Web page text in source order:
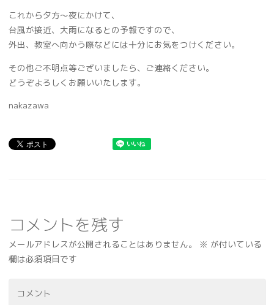
これから夕方～夜にかけて、
台風が接近、大雨になるとの予報ですので、
外出、教室へ向かう際などには十分にお気をつけください。
その他ご不明点等ございましたら、ご連絡ください。
どうぞよろしくお願いいたします。
nakazawa
コメントを残す
メールアドレスが公開されることはありません。 ※ が付いている
欄は必須項目です